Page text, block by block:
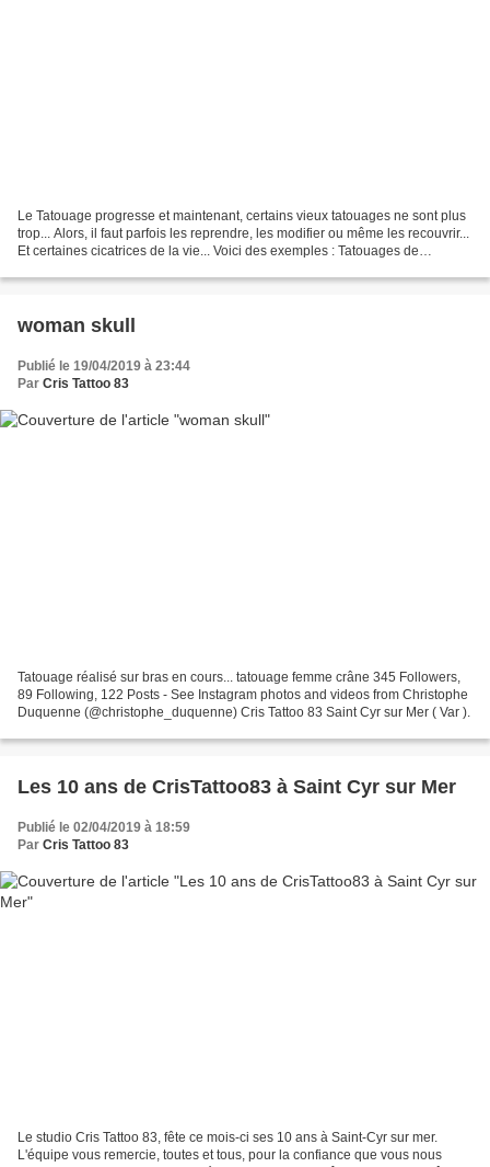
Le Tatouage progresse et maintenant, certains vieux tatouages ne sont plus
trop... Alors, il faut parfois les reprendre, les modifier ou même les recouvrir...
Et certaines cicatrices de la vie... Voici des exemples : Tatouages de
woman skull
Publié le 19/04/2019 à 23:44
Par Cris Tattoo 83
Tatouage réalisé sur bras en cours... tatouage femme crâne 345 Followers,
89 Following, 122 Posts - See Instagram photos and videos from Christophe
Duquenne (@christophe_duquenne) Cris Tattoo 83 Saint Cyr sur Mer ( Var ).
Les 10 ans de CrisTattoo83 à Saint Cyr sur Mer
Publié le 02/04/2019 à 18:59
Par Cris Tattoo 83
Le studio Cris Tattoo 83, fête ce mois-ci ses 10 ans à Saint-Cyr sur mer.
L'équipe vous remercie, toutes et tous, pour la confiance que vous nous